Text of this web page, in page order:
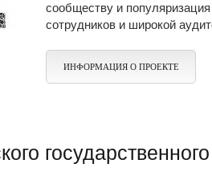
сообществу и
сотрудников и широкой
ИНФОРМАЦИЯ О ПРОЕКТЕ